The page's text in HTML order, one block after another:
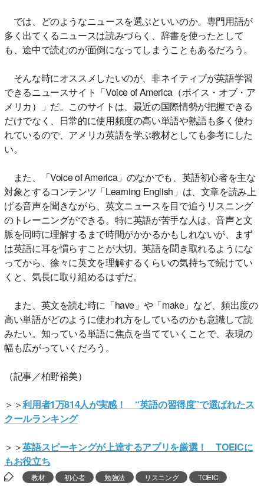
では、どのようなニュースを選ぶといいのか。専門用語が
多く出てくるニュースは読みづらく、辞書を使ったとして
も、途中で読むのが面倒になってしまうこともあるだろう。
そんな時にオススメしたいのが、非ネイティブが英語学習
できるニュースサイト「Voice of America（ボイス・オブ・ア
メリカ）」だ。このサイトは、最近の国際情勢が把握できる
だけでなく、日常的に使用頻度の高い単語や熟語も多く使わ
れているので、アメリカ英語を学ぶ教材としても参考にした
い。
また、「Voice of America」のなかでも、英語初心者を主な
対象とするコンテンツ「Learning English」は、文章を読み上
げる音声を聞きながら、英文ニュースを目で追うリスニング
のトレーニングができる。特に英語が苦手な人は、音声と文
脈を同時に理解するまで時間がかかるかもしれないが、まず
は英語に耳を慣らすことが大切。英語を聞き取れるようにな
ってから、徐々に英文を理解するくらいの気持ちで続けてい
くと、気長に取り組めるはずだ。
また、英文を読む時に「have」や「make」など、頻出度の
高い単語がどのように使われ方をしているのかも意識して読
みたい。知っている単語に焦点を当てていくことで、表現の
幅も広がっていくだろう。
（記事／柏野裕美）
＞＞利用者1万814人が実感！ “英語の習得度”で選ばれたス
クールランキング
＞＞英語スピーキングが上達するアプリを厳選！ TOEICに
もお役立ち
教材 初心者 勉強法 リスニング TOEIC